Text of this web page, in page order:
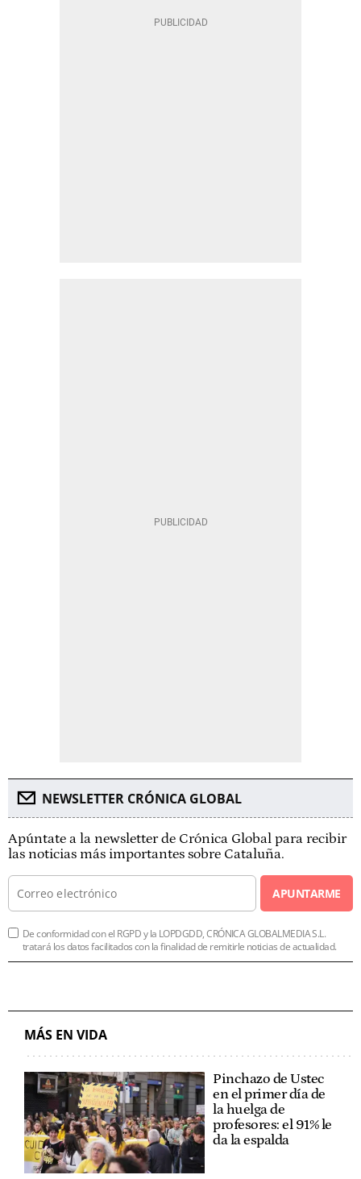
NEWSLETTER CRÓNICA GLOBAL
Apúntate a la newsletter de Crónica Global para recibir
las noticias más importantes sobre Cataluña.
APUNTARME
De conformidad con el RGPD y la LOPDGDD, CRÓNICA GLOBALMEDIA S.L.
tratará los datos facilitados con la finalidad de remitirle noticias de actualidad.
MÁS EN VIDA
Pinchazo de Ustec
en el primer día de
la huelga de
profesores: el 91% le
da la espalda